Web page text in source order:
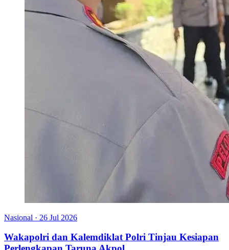
Nasional · 26 Jul 2026
Wakapolri dan Kalemdiklat Polri Tinjau Kesiapan